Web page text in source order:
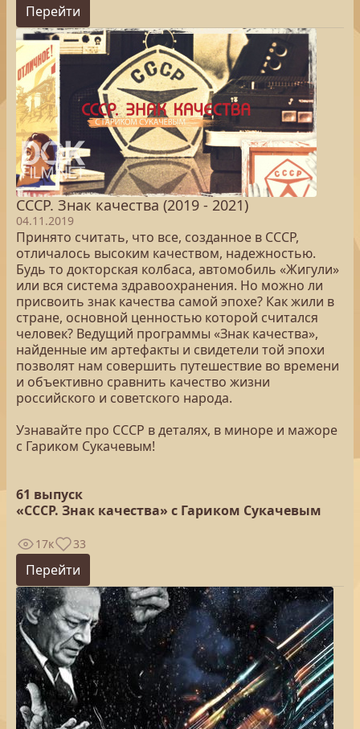
Перейти
СССР. Знак качества (2019 - 2021)
04.11.2019
Принято считать, что все, созданное в СССР,
отличалось высоким качеством, надежностью.
Будь то докторская колбаса, автомобиль «Жигули»
или вся система здравоохранения. Но можно ли
присвоить знак качества самой эпохе? Как жили в
стране, основной ценностью которой считался
человек? Ведущий программы «Знак качества»,
найденные им артефакты и свидетели той эпохи
позволят нам совершить путешествие во времени
и объективно сравнить качество жизни
российского и советского народа.
Узнавайте про СССР в деталях, в миноре и мажоре
с Гариком Сукачевым!
61 выпуск
«СССР. Знак качества» с Гариком Сукачевым
17к 33
Перейти